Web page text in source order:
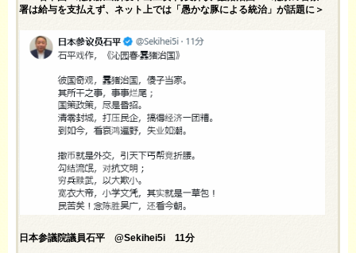
署は給与を支払えず、ネット上では「愚かな豚による統治」が話題に＞
日本参議院議員石平 @Sekihei5i 11分